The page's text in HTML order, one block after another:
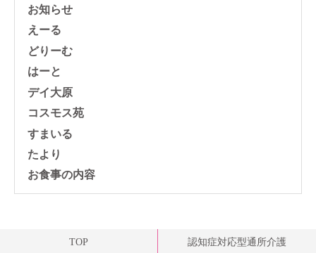
お知らせ
えーる
どりーむ
はーと
デイ大原
コスモス苑
すまいる
たより
お食事の内容
TOP 認知症対応型通所介護